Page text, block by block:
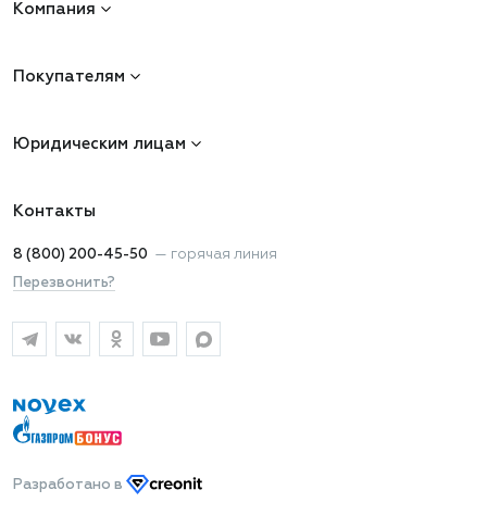
Компания
Покупателям
Юридическим лицам
Контакты
8 (800) 200-45-50 — горячая линия
Перезвонить?
Разработано в